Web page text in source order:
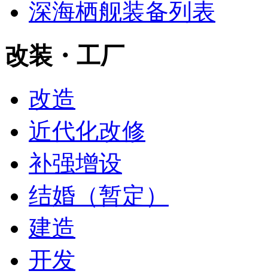
深海栖舰装备列表
改装・工厂
改造
近代化改修
补强增设
结婚（暂定）
建造
开发